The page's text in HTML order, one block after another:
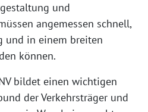
und
angemessen schnell,
und in einem breiten
können.
bildet einen wichtigen
der Verkehrsträger und